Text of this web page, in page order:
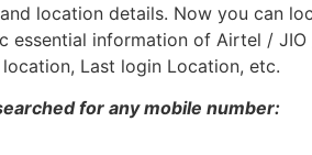
and location details. Now you can
essential information of Airtel /
Last login Location, etc.
for any mobile number: